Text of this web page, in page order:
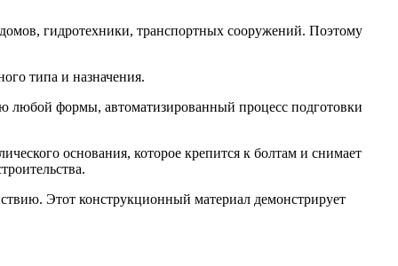
гидротехники, транспортных сооружений. Поэтому
типа и назначения.
любой формы, автоматизированный процесс подготовки
основания, которое крепится к болтам и снимает
Этот конструкционный материал демонстрирует